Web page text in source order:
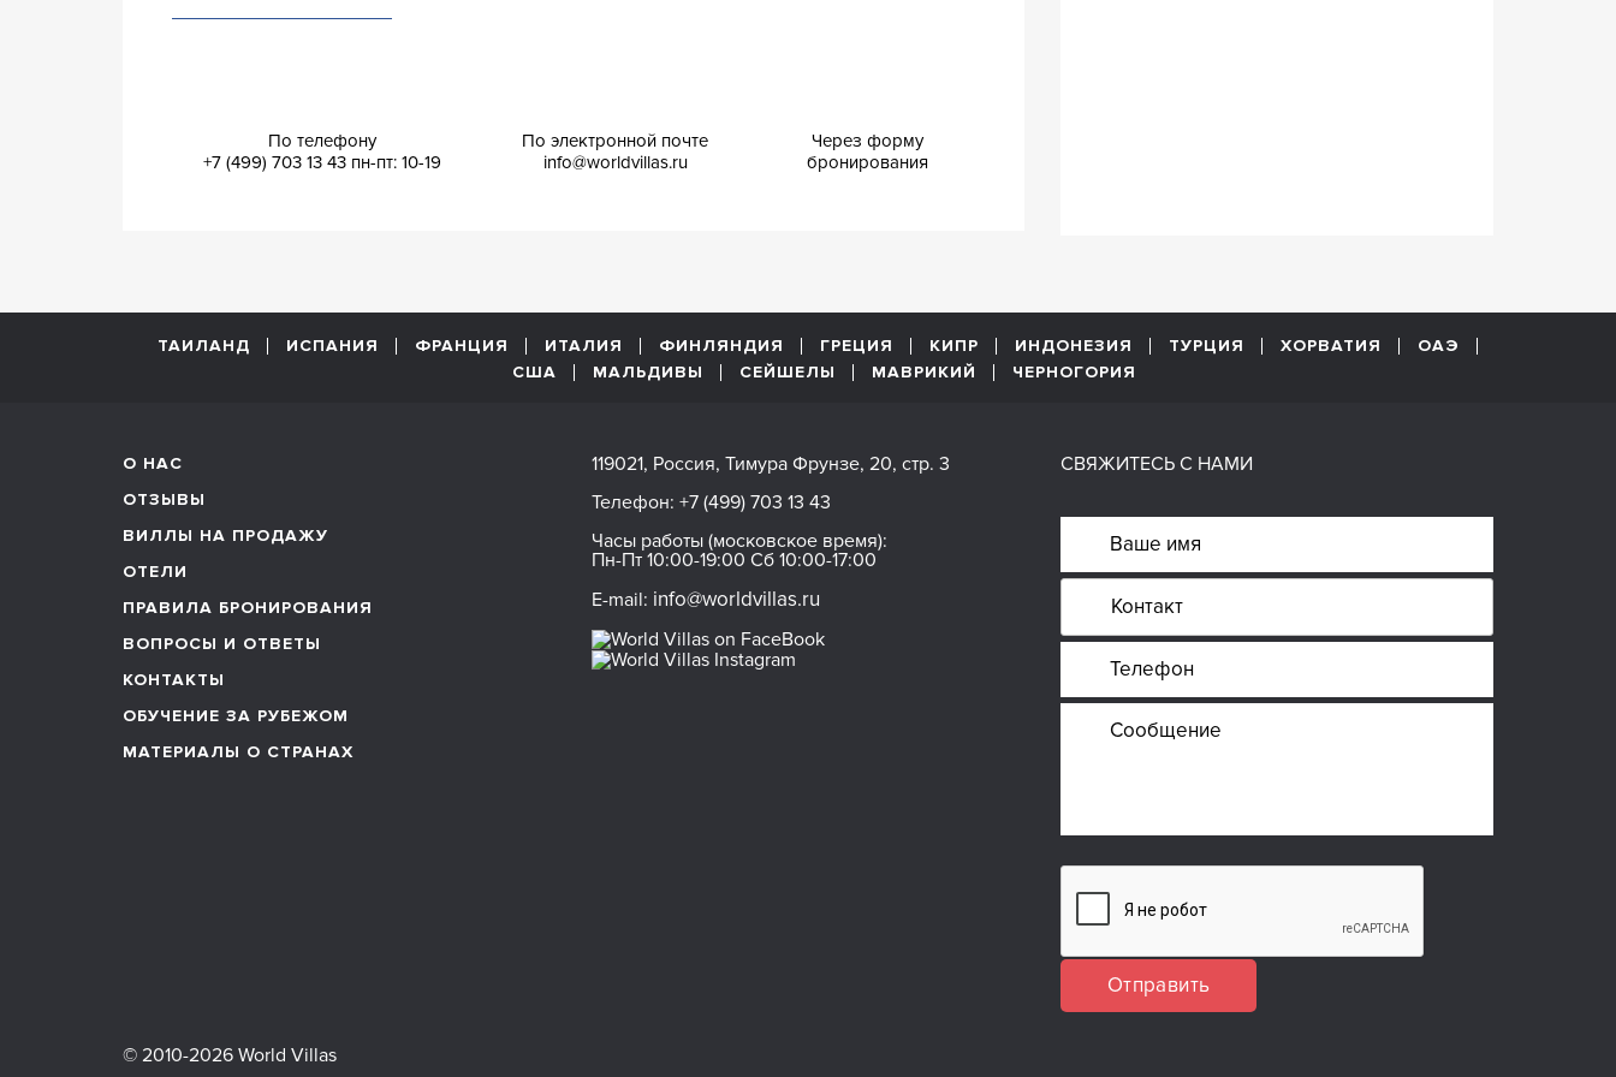
По телефону
+7 (499) 703 13 43 пн-пт: 10-19
По электронной почте
info@worldvillas.ru
Через форму
бронирования
ТАИЛАНД ИСПАНИЯ ФРАНЦИЯ ИТАЛИЯ ФИНЛЯНДИЯ ГРЕЦИЯ КИПР ИНДОНЕЗИЯ ТУРЦИЯ ХОРВАТИЯ
ОАЭ
США
МАЛЬДИВЫ СЕЙШЕЛЫ МАВРИКИЙ ЧЕРНОГОРИЯ
О НАС
ОТЗЫВЫ
ВИЛЛЫ НА ПРОДАЖУ
ОТЕЛИ
ПРАВИЛА БРОНИРОВАНИЯ
ВОПРОСЫ И ОТВЕТЫ
КОНТАКТЫ
ОБУЧЕНИЕ ЗА РУБЕЖОМ
МАТЕРИАЛЫ О СТРАНАХ
119021, Россия, Тимура Фрунзе, 20, стр. 3
Телефон: +7 (499) 703 13 43
Часы работы (московское время):
Пн-Пт 10:00-19:00 Сб 10:00-17:00
E-mail: info@worldvillas.ru
СВЯЖИТЕСЬ С НАМИ
Отправить
© 2010-2026 World Villas